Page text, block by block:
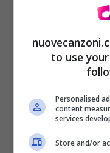
[Alexandra Stan:]
Alexandra Stan
to use
Personalised
content
services
Store and/or